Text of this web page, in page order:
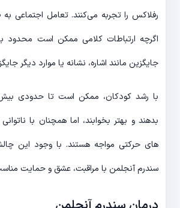
رفلاکس را تجربه می‌کنند. تعامل اجتماعی
اگرچه ارتباطات کلامی ممکن است محدود
جایگزین مانند اشاره، نشانه یا موارد دیگر
با رشد کودکان، ممکن است تا حدودی
بدهند و بهتر بخوابند، اما همچنان با
های حرکتی مواجه هستند. با وجود این
سندرم آنجلمن با مراقبت، عشق و حمایت